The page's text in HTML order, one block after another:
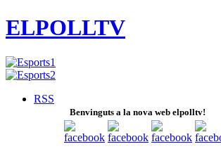
ELPOLLTV
RSS
Benvinguts a la nova web elpolltv!